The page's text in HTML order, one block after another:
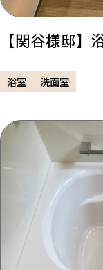
【関谷様邸】
浴室 洗面室